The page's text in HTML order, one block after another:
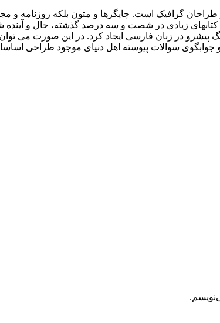
طراحان گرافيک است. چاپگرها و متون بلکه روزنامه
کتابهای زيادی در شصت و سه درصد گذشته، حال و
در زبان فارسی ايجاد کرد. در اين صورت می توان
سوالات پيوسته اهل دنيای موجود طراحی اساسا